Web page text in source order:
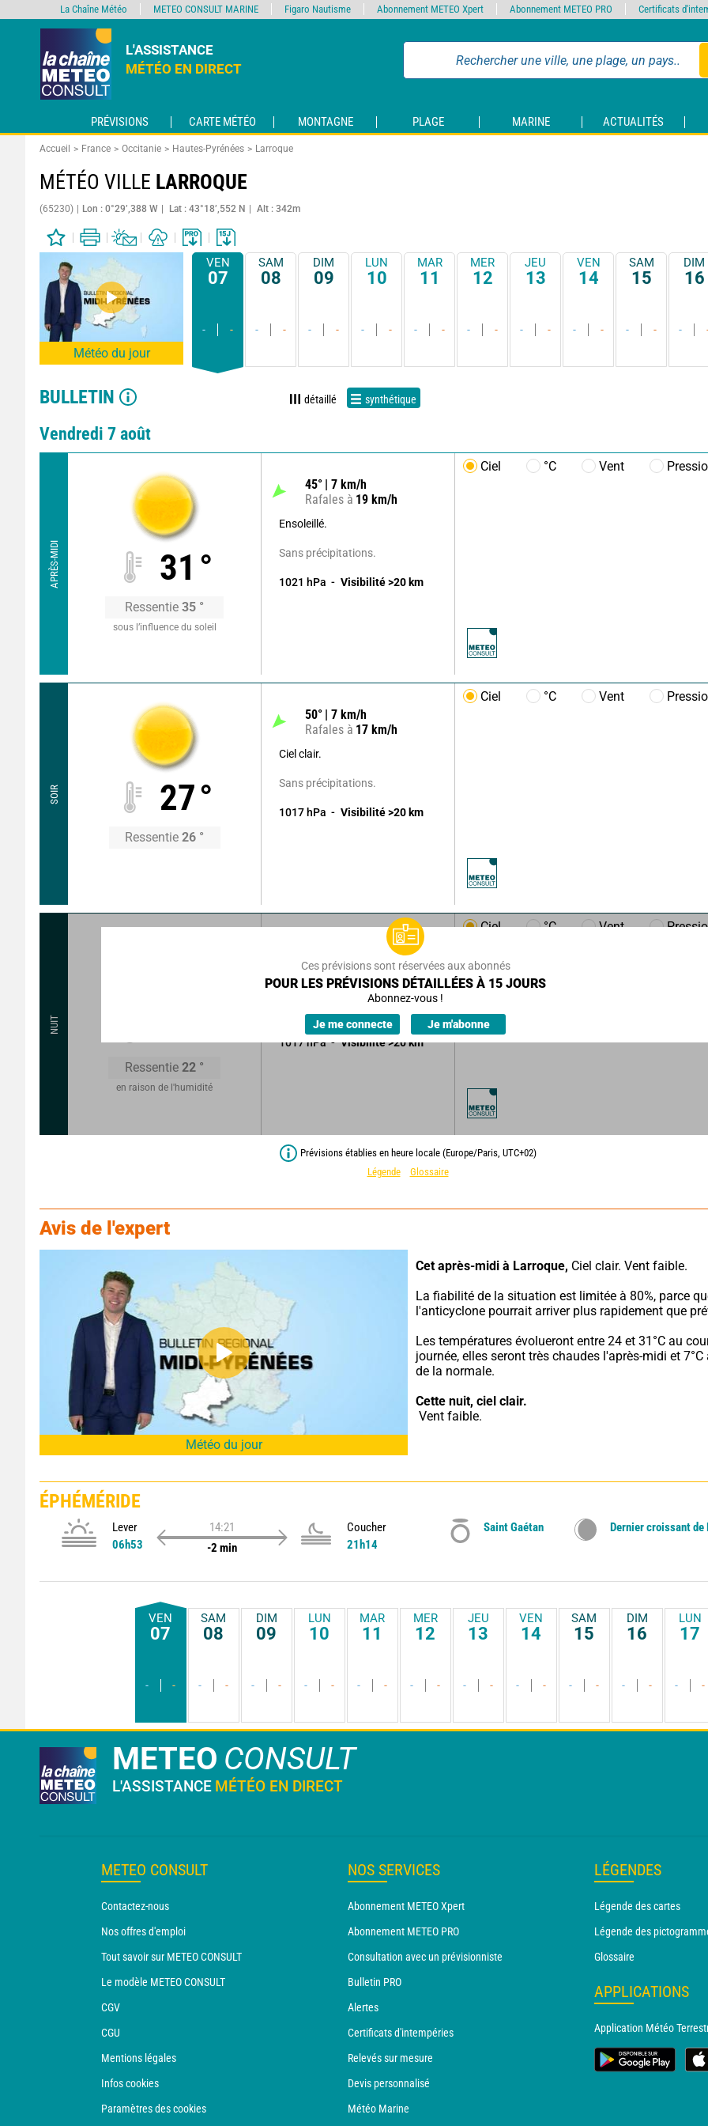
L'ASSISTANCE
MÉTÉO EN DIRECT
PRÉVISIONS CARTE MÉTÉO MONTAGNE PLAGE MARINE ACTUALITÉS
Accueil France Occitanie Hautes-Pyrénées Larroque
MÉTÉO VILLE LARROQUE
(65230) Lon : 0°29’,388 W Lat : 43°18’,552 N Alt : 342m
Météo du jour
VEN
07
- -
SAM
08
- -
DIM
09
- -
LUN
10
- -
MAR
11
- -
MER
12
- -
JEU
13
- -
VEN
14
- -
SAM
15
- -
DIM
16
-
BULLETIN détaillé synthétique
Vendredi 7 août
APRÈS-MIDI 31 °
Ressentie 35 °
sous l’influence du soleil
45° 7 km/h
Rafales à 19 km/h
Ensoleillé.
Sans précipitations.
1021 hPa Visibilité >20 km
Ciel °C Vent
SOIR 27°
Ressentie 26 °
50° 7 km/h
Rafales à 17 km/h
Ciel clair.
Sans précipitations.
1017 hPa Visibilité >20 km
Ciel °C Vent
NUIT
Ressentie 22 °
en raison de l'humidité
Rafales à11 km/h
Ciel clair.
Sans précipitations.
1017hPa Visibilité>20km
Ciel °C Vent
Ces prévisions sont réservées aux abonnés
POUR LES PRÉVISIONS DÉTAILLÉES À 15 JOURS
Abonnez-vous !
Je me connecte Je m'abonne
Prévisions établies en heure locale (Europe/Paris, UTC+02)
Légende
Glossaire
Avis de l'expert
Météo du jour
Cet après-midi à Larroque, Ciel clair. Vent faible.
La fiabilité de la situation est limitée à 80%, parce
l'anticyclone pourrait arriver plus rapidement que
Les températures évolueront entre 24 et 31°C au
journée, elles seront très chaudes l'après-midi et 7°C
de la normale.
Cette nuit, ciel clair.
Vent faible.
ÉPHÉMÉRIDE
Lever
06h53
14:21
-2 min
Coucher
21h14
Saint Gaétan Dernier croissant de
VEN
07
- -
SAM
08
- -
DIM
09
- -
LUN
10
- -
MAR
11
- -
MER
12
- -
JEU
13
- -
VEN
14
- -
SAM
15
- -
DIM
16
- -
LUN
17
- -
METEO CONSULT
L'ASSISTANCE MÉTÉO EN DIRECT
METEO CONSULT
Contactez-nous
Nos offres d'emploi
Tout savoir sur METEO CONSULT
Le modèle METEO CONSULT
CGV
CGU
Mentions légales
Infos cookies
Paramètres des cookies
NOS SERVICES
Abonnement METEO Xpert
Abonnement METEO PRO
Consultation avec un prévisionniste
Bulletin PRO
Alertes
Certificats d'intempéries
Relevés sur mesure
Devis personnalisé
Météo Marine
LÉGENDES
Légende des cartes
Légende des
Glossaire
APPLICATIONS
Application Météo
La Chaîne Météo METEO CONSULT MARINE Figaro Nautisme Abonnement METEO Xpert Abonnement METEO PRO Certificats